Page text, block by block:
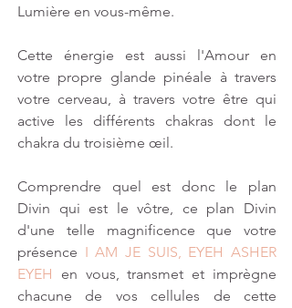
Lumière en vous-même.
Cette énergie est aussi l'Amour en
votre propre glande pinéale à travers
votre cerveau, à travers votre être qui
active les différents chakras dont le
chakra du troisième œil.
Comprendre quel est donc le plan
Divin qui est le vôtre, ce plan Divin
d'une telle magnificence que votre
présence I AM JE SUIS, EYEH ASHER
EYEH en vous, transmet et imprègne
chacune de vos cellules de cette